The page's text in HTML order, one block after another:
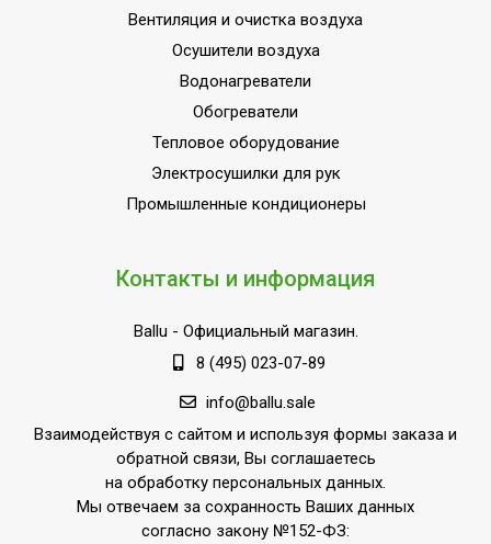
Вентиляция и очистка воздуха
Осушители воздуха
Водонагреватели
Обогреватели
Тепловое оборудование
Электросушилки для рук
Промышленные кондиционеры
Контакты и информация
Ballu - Официальный магазин.
8 (495) 023-07-89
info@ballu.sale
Взаимодействуя с сайтом и используя формы заказа и
обратной связи, Вы соглашаетесь
на обработку персональных данных.
Мы отвечаем за сохранность Ваших данных
согласно закону №152-ФЗ: